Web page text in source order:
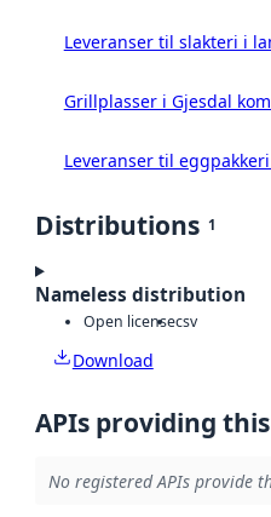
Leveranser til slakteri i
Grillplasser i Gjesdal
Leveranser til
Distributions 1
Nameless distribution
Open licensecsv
Download
APIs providing
No registered APIs provide